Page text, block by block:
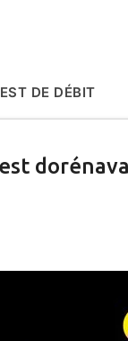
DE DÉBIT